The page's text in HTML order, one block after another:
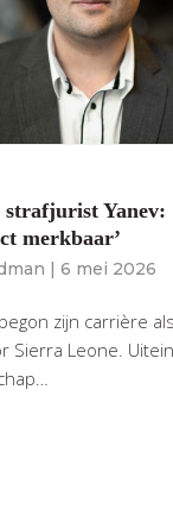
Yanev:
merkbaar’
6 mei 2026
zijn carrière
Sierra Leone.